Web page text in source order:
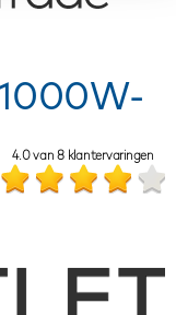
4.0van8klantervaringen